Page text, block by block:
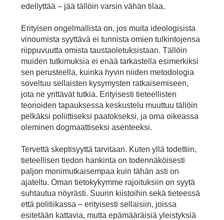
edellyttää – jää tällöin varsin vähän tilaa.
Erityisen ongelmallista on, jos muita ideologisista
vinoumista syyttävä ei tunnista omien tulkintojensa
riippuvuutta omista taustaoletuksistaan. Tällöin
muiden tutkimuksia ei enää tarkastella esimerkiksi
sen perusteella, kuinka hyvin niiden metodologia
soveltuu sellaisten kysymysten ratkaisemiseen,
jota ne yrittävät tutkia. Erityisesti tieteellisten
teorioiden tapauksessa keskustelu muuttuu tällöin
pelkäksi poliittiseksi paatokseksi, ja oma oikeassa
oleminen dogmaattiseksi asenteeksi.
Tervettä skeptisyyttä tarvitaan. Kuten yllä todettiin,
tieteellisen tiedon hankinta on todennäköisesti
paljon monimutkaisempaa kuin tähän asti on
ajateltu. Oman tietokykymme rajoituksiin on syytä
suhtautua nöyrästi. Suurin kiistoihin sekä tieteessä
että politiikassa – erityisesti sellaisiin, joissa
esitetään kattavia, mutta epämääräisiä yleistyksiä